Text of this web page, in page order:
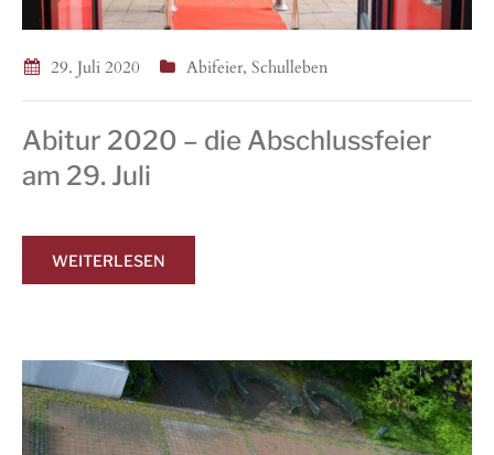
29. Juli 2020 Abifeier, Schulleben
Abitur 2020 – die Abschlussfeier
am 29. Juli
WEITERLESEN